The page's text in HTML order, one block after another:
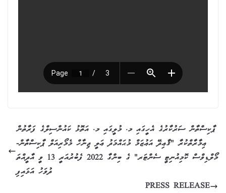
ޕާކިސްތާން ސަރުކާރުގެ އެހީގައި މ. މުލީގައި މ. އަތޮޅު ކައުންސިލްގެ ފަރާތުން
ޢިމާރާތްކުރާ "ޤާޢިދޭ އަޢުޒަމް މުޙައްމަދު ޢަލީ ޖިނާހް މެމޯރިއަލް ޕާކިސްތާން-
މޯލްޑިވްސް ކޮމިއުނިޓީ ސެންޓަރ" ގެ ބިންގާ 2022 ފެބުރުއަރީ 13 ވީ އާދީއްތަ
ދުވަހު އަޅައިފި
PRESS RELEASE